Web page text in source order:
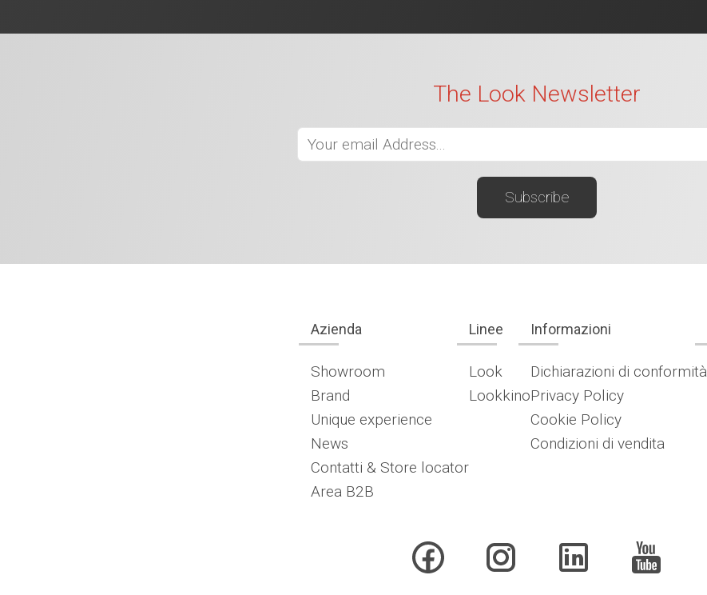
The Look Newsletter
Azienda
Showroom
Brand
Unique experience
News
Contatti & Store locator
Area B2B
Linee
Look
Lookkino
Informazioni
Dichiarazioni di conformità
Privacy Policy
Cookie Policy
Condizioni di vendita